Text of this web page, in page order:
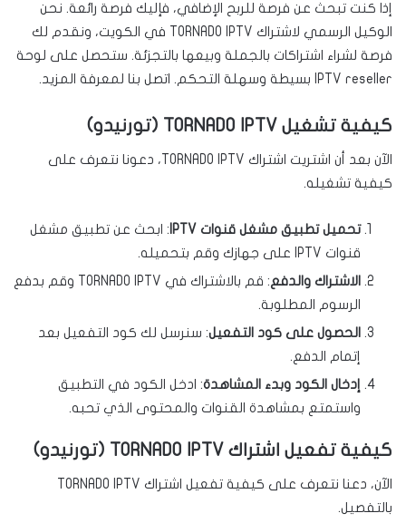
إذا كنت تبحث عن فرصة للربح الإضافي، فإليك فرصة رائعة. نحن
الوكيل الرسمي لاشتراك TORNADO IPTV في الكويت، ونقدم لك
فرصة لشراء اشتراكات بالجملة وبيعها بالتجزئة. ستحصل على لوحة
IPTV reseller بسيطة وسهلة التحكم. اتصل بنا لمعرفة المزيد.
كيفية تشغيل TORNADO IPTV (تورنيدو)
الآن بعد أن اشتريت اشتراك TORNADO IPTV، دعونا نتعرف على
كيفية تشغيله.
تحميل تطبيق مشغل قنوات IPTV
: ابحث عن تطبيق مشغل
قنوات IPTV على جهازك وقم بتحميله.
الاشتراك والدفع
: قم بالاشتراك في TORNADO IPTV وقم بدفع
الرسوم المطلوبة.
الحصول على كود التفعيل: سنرسل لك كود التفعيل بعد
إتمام الدفع.
إدخال الكود وبدء المشاهدة: ادخل الكود في التطبيق
واستمتع بمشاهدة القنوات والمحتوى الذي تحبه.
كيفية تفعيل اشتراك TORNADO IPTV (تورنيدو)
الآن، دعنا نتعرف على كيفية تفعيل اشتراك TORNADO IPTV
بالتفصيل.